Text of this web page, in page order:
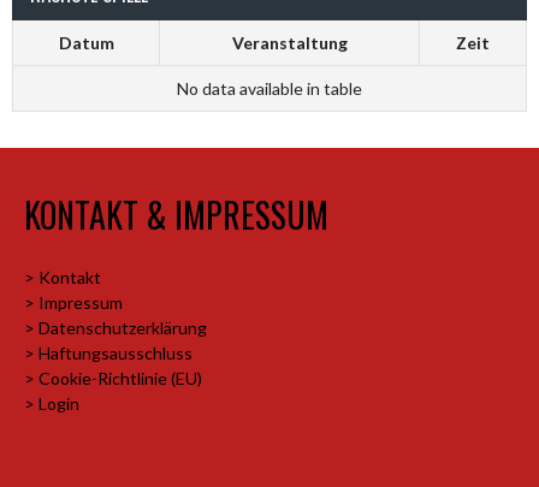
Datum Veranstaltung Zeit
No data available in table
KONTAKT & IMPRESSUM
> Kontakt
> Impressum
> Datenschutzerklärung
> Haftungsausschluss
> Cookie-Richtlinie (EU)
> Login